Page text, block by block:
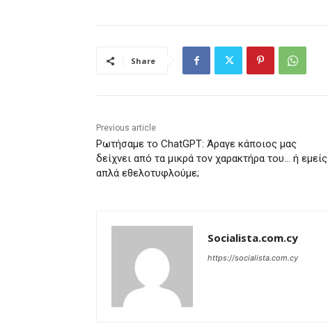
Share
Previous article
Ρωτήσαμε το ChatGPT: Άραγε κάποιος μας
δείχνει από τα μικρά τον χαρακτήρα του… ή εμείς
απλά εθελοτυφλούμε;
Socialista.com.cy
https://socialista.com.cy